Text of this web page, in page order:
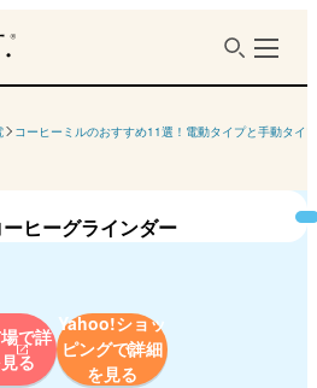
コーヒーミルのおすすめ11選！電動タイプと手動タイ
ヒーグラインダー
で詳
る
Yahoo!ショッ
ピングで詳細
を見る